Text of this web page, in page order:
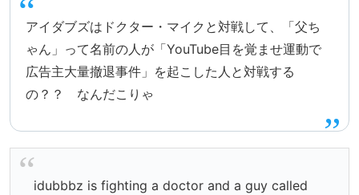
アイダブズはドクター・マイクと対戦して、「父ち
ゃん」って名前の人が「YouTube目を覚ませ運動で
広告主大量撤退事件」を起こした人と対戦する
の？？ なんだこりゃ
idubbbz is fighting a doctor and a guy called